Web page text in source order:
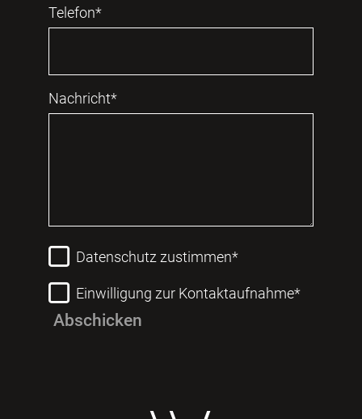
Telefon*
Nachricht*
Datenschutz zustimmen*
Einwilligung zur Kontaktaufnahme*